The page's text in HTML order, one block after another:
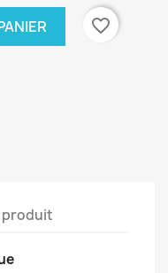
favorite_border
produit